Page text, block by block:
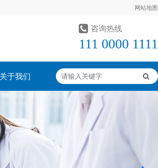
网站地图
咨询热线
111 0000 1111
关于我们